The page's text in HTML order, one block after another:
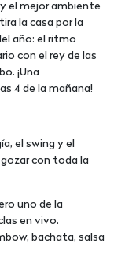
el mejor ambiente
la casa por la
año: el ritmo
con el rey de las
¡Una
4 de la mañana!
el swing y el
con toda la
uno de la
en vivo.
bachata, salsa